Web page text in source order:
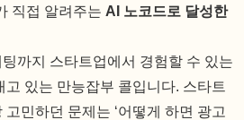
직접 알려주는 AI 노코드로 달성한
까지 스타트업에서 경험할 수 있는
고 있는 만능잡부 콜입니다. 스타트
민하던 문제는 ‘어떻게 하면 광고